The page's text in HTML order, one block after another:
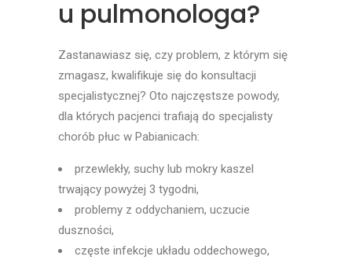
u pulmonologa?
Zastanawiasz się, czy problem, z którym się
zmagasz, kwalifikuje się do konsultacji
specjalistycznej? Oto najczęstsze powody,
dla których pacjenci trafiają do specjalisty
chorób płuc w Pabianicach:
przewlekły, suchy lub mokry kaszel
trwający powyżej 3 tygodni,
problemy z oddychaniem, uczucie
duszności,
częste infekcje układu oddechowego,